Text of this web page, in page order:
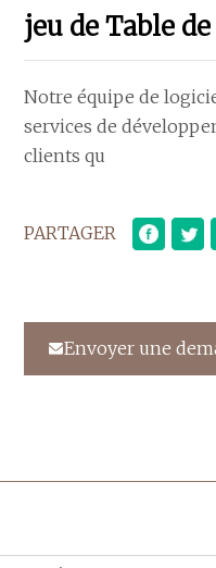
jeu de Table
Notre équipe de
services de
clients qu
PARTAGER
Envoyer une